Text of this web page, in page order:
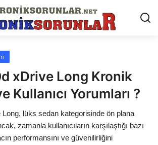
xDrive Long Kronik
Kullanıcı Yorumları ?
lüks sedan kategorisinde ön plana
zamanla kullanıcıların karşılaştığı bazı
performansını ve güvenilirliğini